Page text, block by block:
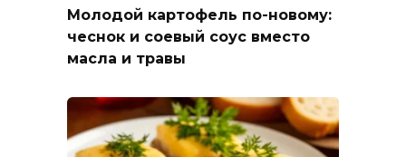
Молодой картофель по-новому:
чеснок и соевый соус вместо
масла и травы